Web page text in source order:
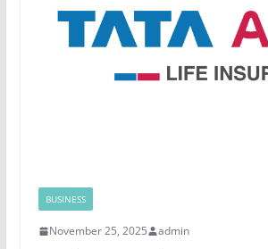
BUSINESS
November 25, 2025 admin